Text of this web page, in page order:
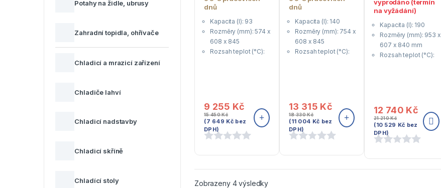
dnů
Kapacita (l): 93
Rozměry (mm): 574 x
608 x 845
Rozsah teplot (°C):
9 255 Kč
15 450Kč
(7 649 Kčbez
DPH)
dnů
Kapacita (l): 140
Rozměry (mm): 754 x
608 x 845
Rozsah teplot (°C):
13 315 Kč
18 330Kč
(11 004 Kč bez
DPH)
vyprodáno (termín
na vyžádání)
Kapacita (l): 190
Rozměry (mm): 953 x
607 x 840 mm
Rozsah teplot (°C):
12 740 Kč
21 210Kč
(10 529 Kč bez
DPH)
Zobrazeny 4 výsledky
Potahy na židle, ubrusy
Zahradní topidla, ohřívače
Chladicí a mrazicí zařízení
Chladiče lahví
Chladicí nadstavby
Chladicí skříně
Chladící stoly